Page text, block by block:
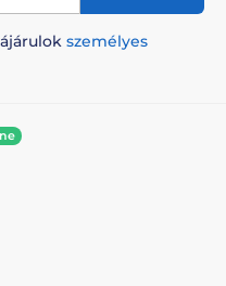
személyes